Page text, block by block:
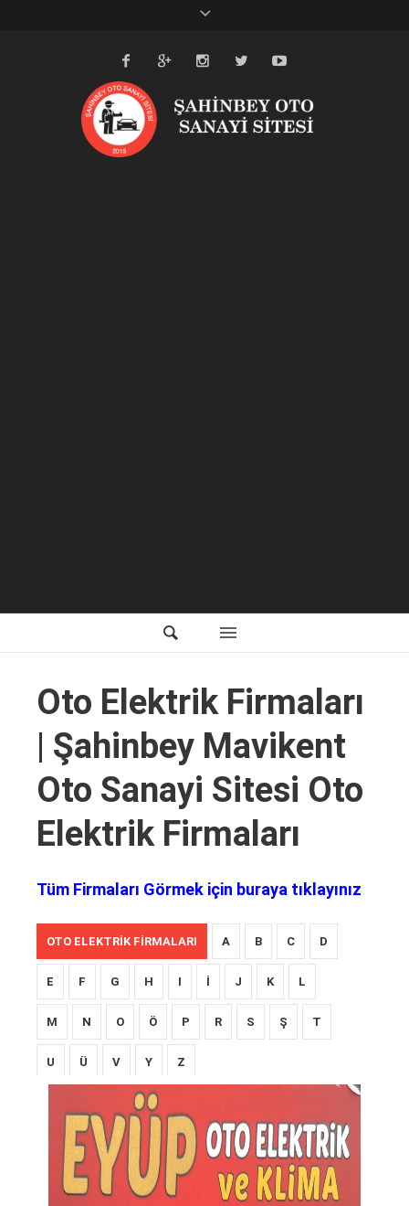
Oto Elektrik Firmaları
| Şahinbey Mavikent
Oto Sanayi Sitesi Oto
Elektrik Firmaları
Tüm Firmaları Görmek için buraya tıklayınız
OTO ELEKTRIK FIRMALARI A B C D
E F G H I İ J K L
M N O Ö P R S Ş T
U Ü V Y Z